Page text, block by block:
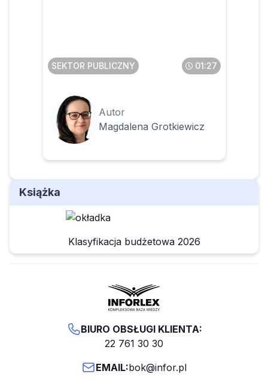
SEKTOR PUBLICZNY 01:27
Autor
Magdalena Grotkiewicz
Książka
Klasyfikacja budżetowa 2026
BIURO OBSŁUGI KLIENTA:
22 761 30 30
EMAIL:bok@infor.pl